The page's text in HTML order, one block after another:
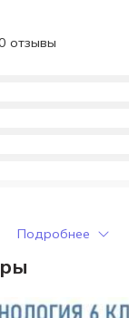
отзывы
клиенты,
Подробнее